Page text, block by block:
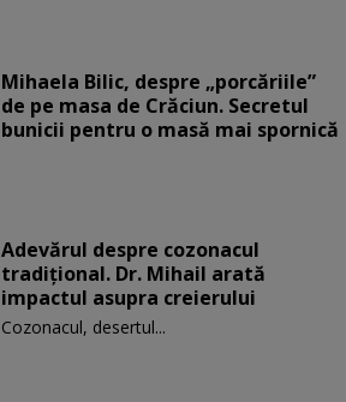
Mihaela Bilic, despre „porcăriile”
de pe masa de Crăciun. Secretul
bunicii pentru o masă mai spornică
Adevărul despre cozonacul
tradițional. Dr. Mihail arată
impactul asupra creierului
Cozonacul, desertul...